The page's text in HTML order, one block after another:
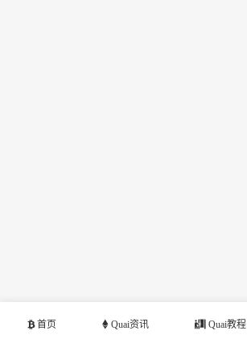
首页 Quai资讯 Quai教程